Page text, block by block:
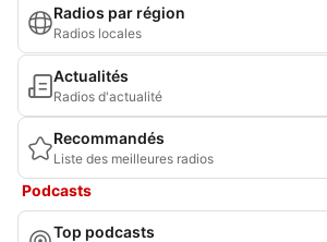
Radios par région
Radios locales
Actualités
Radios d'actualité
Recommandés
Liste des meilleures radios
Podcasts
Top podcasts